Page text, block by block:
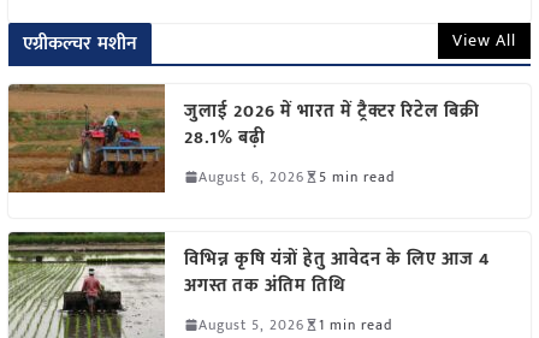
एग्रीकल्चर मशीन View All
जुलाई 2026 में भारत में ट्रैक्टर रिटेल बिक्री
28.1% बढ़ी
August 6, 2026 5 min read
विभिन्न कृषि यंत्रों हेतु आवेदन के लिए आज 4
अगस्त तक अंतिम तिथि
August 5, 2026 1 min read